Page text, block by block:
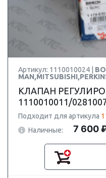
Артикул: 1110010024 |
КЛАПАН
1110010011/
Подходит для артикула
Наличные:
7 600